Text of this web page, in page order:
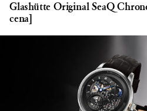
Glashütte Original SeaQ
cena]